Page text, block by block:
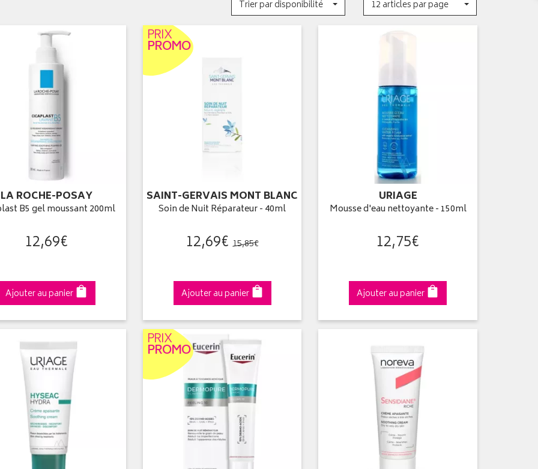
Trier par disponibilité 12 articles par page
LA ROCHE-POSAY
B5 gel moussant 200ml
12,69€
Ajouter au panier
PRIX
PROMO
SAINT-GERVAIS MONT BLANC
Soin de Nuit Réparateur - 40ml
12,69€ 15,85€
Ajouter au panier
URIAGE
Mousse d'eau nettoyante - 150ml
12,75€
Ajouter au panier
PRIX
PROMO